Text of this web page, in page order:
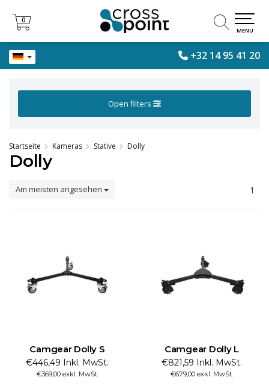
+32 14 95 41 20
0
0
MENU
Open filters
Startseite Kameras Stative Dolly
Dolly
Am meisten angesehen 1
Camgear Dolly S
€446,49 Inkl. MwSt.
€369,00 exkl. MwSt.
Camgear Dolly L
€821,59 Inkl. MwSt.
€679,00 exkl. MwSt.